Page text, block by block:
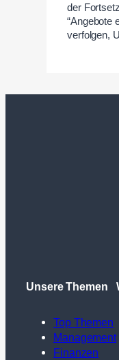
der
“Angebote
verfolgen,
Unsere Themen
Top Themen
Management
Finanzen